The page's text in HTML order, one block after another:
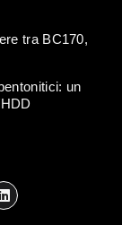
tra BC170,
un
L
i
n